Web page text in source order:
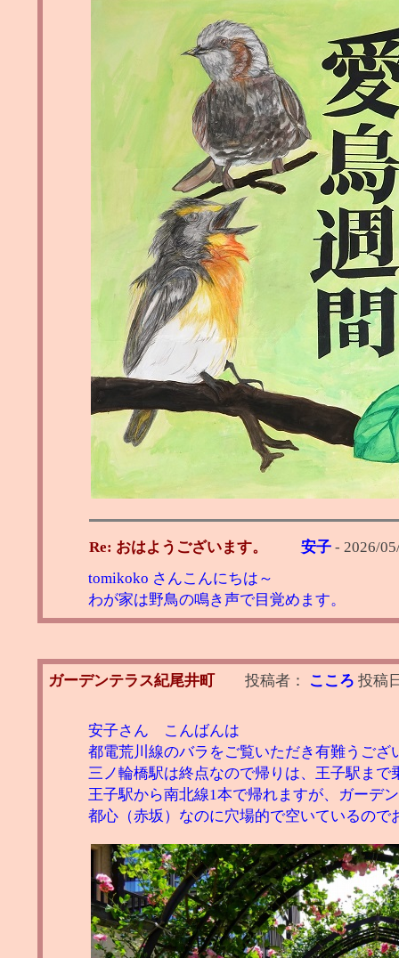
Re: おはようございます。 安子 - 2026/
tomikoko さんこんにちは～
わが家は野鳥の鳴き声で目覚めます。
ガーデンテラス紀尾井町 投稿者： こころ 投稿
安子さん こんばんは
都電荒川線のバラをご覧いただき有難うござ
三ノ輪橋駅は終点なので帰りは、王子駅ま
王子駅から南北線1本で帰れますが、ガーデ
都心（赤坂）なのに穴場的で空いているので